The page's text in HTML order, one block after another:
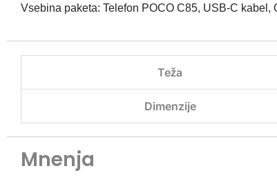
Vsebina paketa: Telefon POCO C85, USB-C
Teža
Dimenzije
Mnenja